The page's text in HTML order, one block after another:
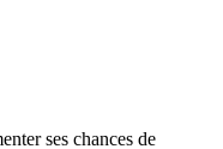
ses chances de